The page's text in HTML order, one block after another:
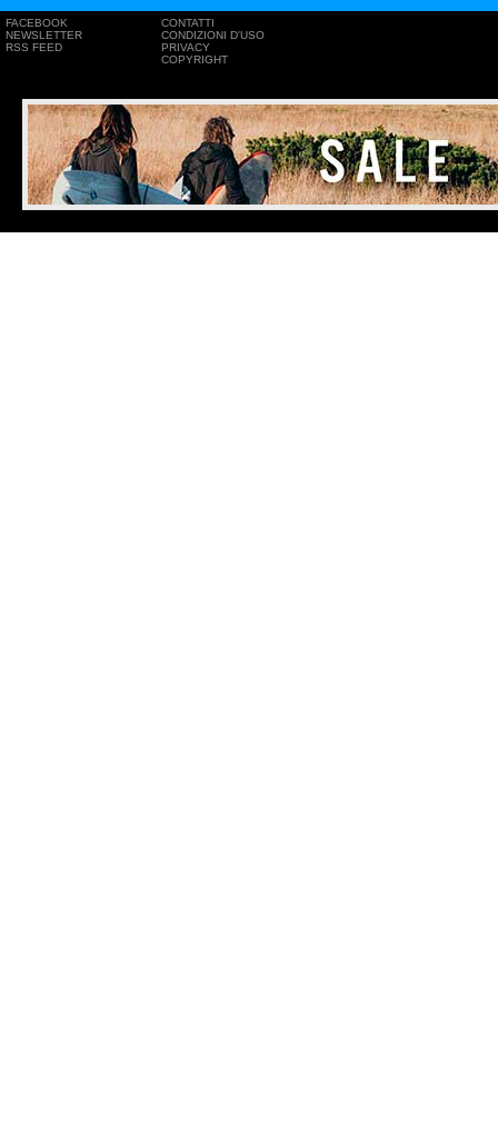
FACEBOOK
NEWSLETTER
RSS FEED
CONTATTI
CONDIZIONI D'USO
PRIVACY
COPYRIGHT